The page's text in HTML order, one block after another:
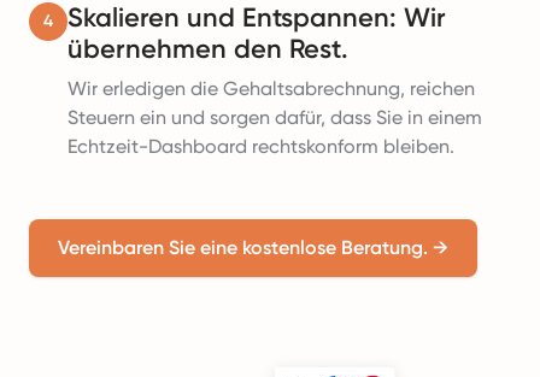
4
Skalieren und Entspannen: Wir
übernehmen den Rest.
Wir erledigen die Gehaltsabrechnung, reichen
Steuern ein und sorgen dafür, dass Sie in einem
Echtzeit-Dashboard rechtskonform bleiben.
Vereinbaren Sie eine kostenlose Beratung. →